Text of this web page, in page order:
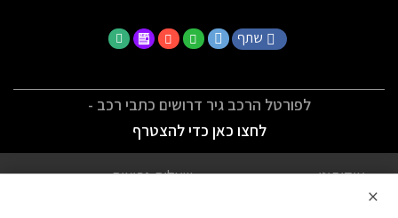
שתף
לפורטל הרכב גיר דרושים כתבי רכב -
לחצו כאן כדי להצטרף
אודותינו
שאלות נפוצות
×